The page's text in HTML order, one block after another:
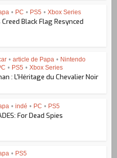
• PC • PS5 • Xbox Series
Creed Black Flag Resynced
• article de Papa • Nintendo
• PS5 • Xbox Series
: L’Héritage du Chevalier Noir
• indé • PC • PS5
For Dead Spies
• PS5